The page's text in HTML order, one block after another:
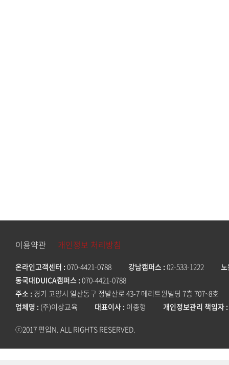
이용약관 개인정보 처리방침
온라인고객센터 070-4421-0788 강남캠퍼스 02-533-1222
동국대DUICA캠퍼스 070-4421-0788
주소 경기 고양시 일산동구 정발산로 43-7 메리트윈빌딩 7층 707~8호
업체명 (주)이상교육 대표이사 이종형 개인정보관리 책임자
ⓒ2017 편입N. ALL RIGHTS RESERVED.